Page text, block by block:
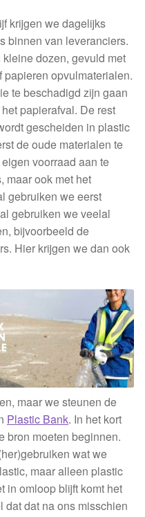
krijgen we dagelijks
binnen van leveranciers.
kleine dozen, gevuld met
papieren opvulmaterialen.
te beschadigd zijn gaan
papierafval. De rest
gescheiden in plastic
de oude materialen te
voorraad aan te
maar ook met het
gebruiken we eerst
gebruiken we veelal
bijvoorbeeld de
Hier krijgen we dan ook
maar we steunen de
Plastic Bank. In het kort
bron moeten beginnen.
wat we
maar alleen plastic
in omloop blijft komt het
dat dat na ons misschien